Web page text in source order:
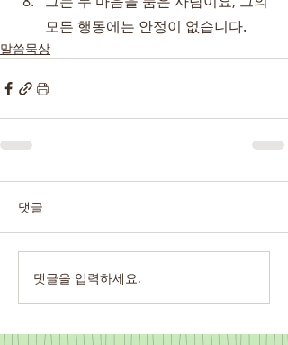
모든 행동에는 안정이 없습니다.
말씀묵상
댓글
댓글을 입력하세요.